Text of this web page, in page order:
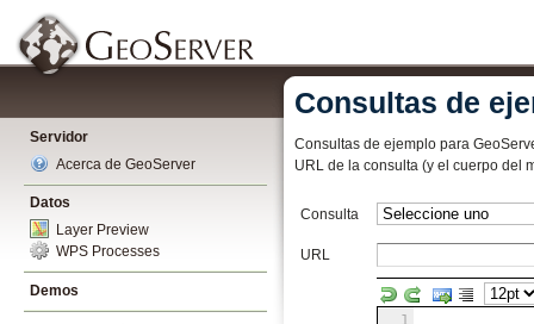
Servidor
Acerca de GeoServer
Datos
Layer Preview
WPS Processes
Demos
Consultas de
Consultas de ejemplo para
URL de la consulta (y el cuerpo del
Consulta
URL